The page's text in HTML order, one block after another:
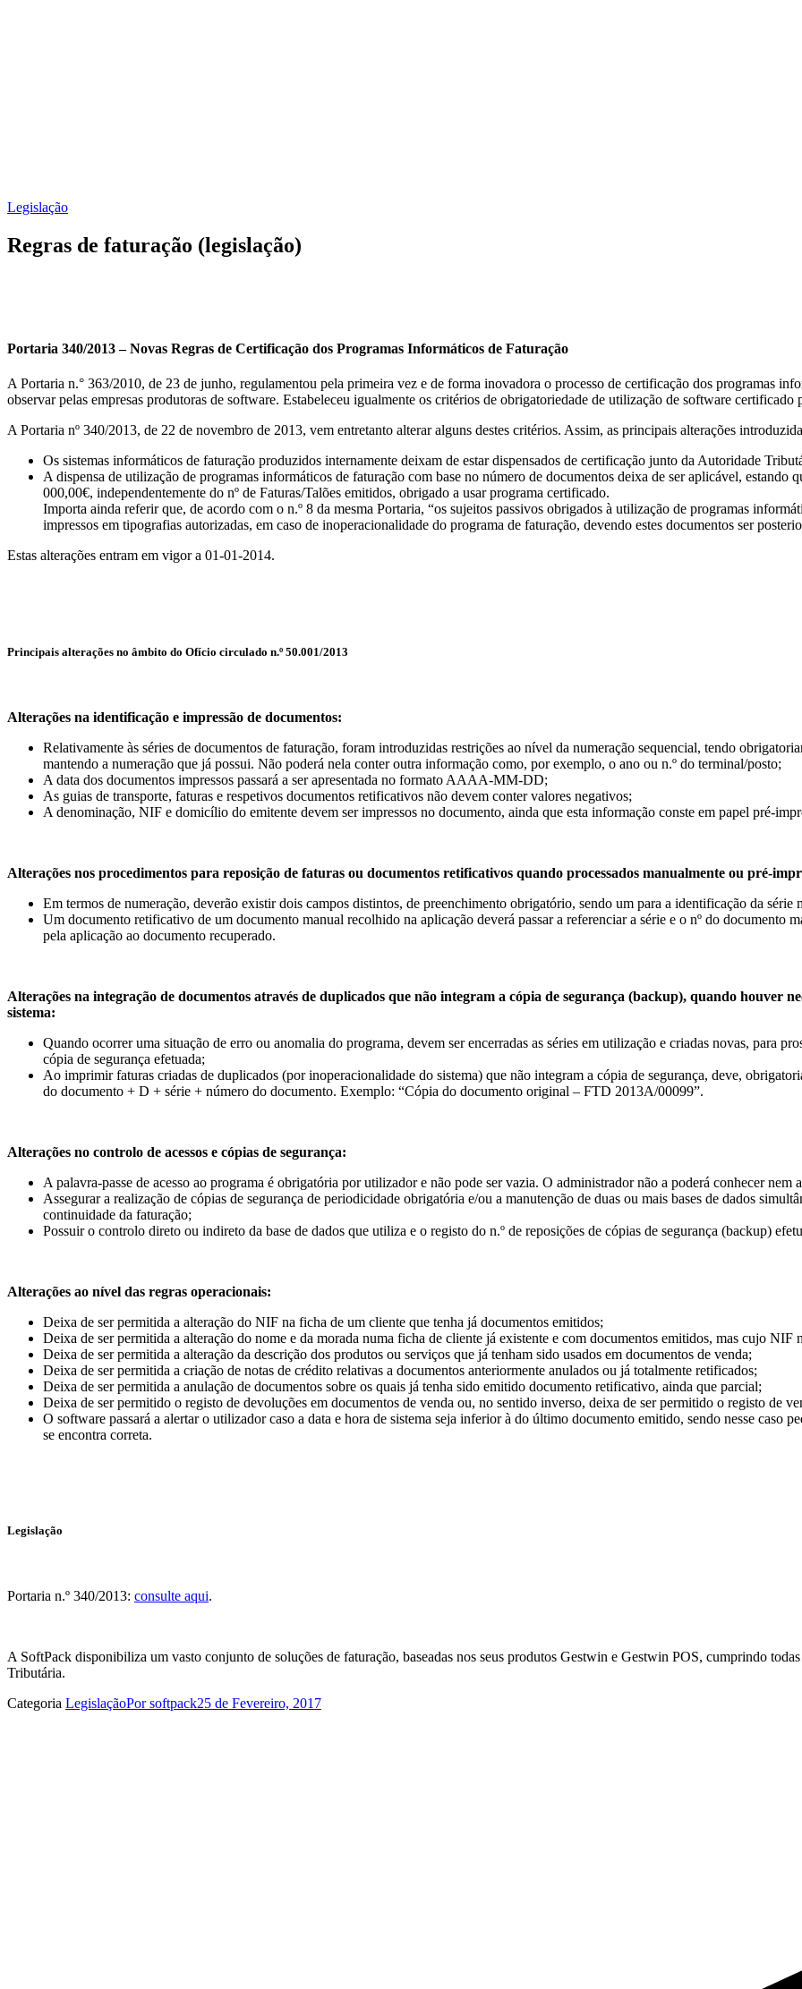
Legislação
Regras de faturação (legislação)
Portaria 340/2013 – Novas Regras de Certificação dos Programas Informáticos de Faturação
A Portaria n.° 363/2010, de 23 de junho, regulamentou pela primeira vez e de forma inovadora o processo de certificação dos programas
observar pelas empresas produtoras de software. Estabeleceu igualmente os critérios de obrigatoriedade de utilização de software certificado
A Portaria nº 340/2013, de 22 de novembro de 2013, vem entretanto alterar alguns destes critérios. Assim, as principais alterações
Os sistemas informáticos de faturação produzidos internamente deixam de estar dispensados de certificação junto da Autoridade
A dispensa de utilização de programas informáticos de faturação com base no número de documentos deixa de ser aplicável, estando
000,00€, independentemente do nº de Faturas/Talões emitidos, obrigado a usar programa certificado.
Importa ainda referir que, de acordo com o n.º 8 da mesma Portaria, “os sujeitos passivos obrigados à utilização de programas
impressos em tipografias autorizadas, em caso de inoperacionalidade do programa de faturação, devendo estes documentos ser
Estas alterações entram em vigor a 01-01-2014.
Principais alterações no âmbito do Ofício circulado n.º 50.001/2013
Alterações na identificação e impressão de documentos:
Relativamente às séries de documentos de faturação, foram introduzidas restrições ao nível da numeração sequencial, tendo
mantendo a numeração que já possui. Não poderá nela conter outra informação como, por exemplo, o ano ou n.º do terminal/posto;
A data dos documentos impressos passará a ser apresentada no formato AAAA-MM-DD;
As guias de transporte, faturas e respetivos documentos retificativos não devem conter valores negativos;
A denominação, NIF e domicílio do emitente devem ser impressos no documento, ainda que esta informação conste em papel pré-
Alterações nos procedimentos para reposição de faturas ou documentos retificativos quando processados manualmente ou pré-
Em termos de numeração, deverão existir dois campos distintos, de preenchimento obrigatório, sendo um para a identificação da
Um documento retificativo de um documento manual recolhido na aplicação deverá passar a referenciar a série e o nº do documento
pela aplicação ao documento recuperado.
Alterações na integração de documentos através de duplicados que não integram a cópia de segurança (backup), quando houver
sistema:
Quando ocorrer uma situação de erro ou anomalia do programa, devem ser encerradas as séries em utilização e criadas novas, para
cópia de segurança efetuada;
Ao imprimir faturas criadas de duplicados (por inoperacionalidade do sistema) que não integram a cópia de segurança, deve,
do documento + D + série + número do documento. Exemplo: “Cópia do documento original – FTD 2013A/00099”.
Alterações no controlo de acessos e cópias de segurança:
A palavra-passe de acesso ao programa é obrigatória por utilizador e não pode ser vazia. O administrador não a poderá conhecer nem
Assegurar a realização de cópias de segurança de periodicidade obrigatória e/ou a manutenção de duas ou mais bases de dados
continuidade da faturação;
Possuir o controlo direto ou indireto da base de dados que utiliza e o registo do n.º de reposições de cópias de segurança (backup)
Alterações ao nível das regras operacionais:
Deixa de ser permitida a alteração do NIF na ficha de um cliente que tenha já documentos emitidos;
Deixa de ser permitida a alteração do nome e da morada numa ficha de cliente já existente e com documentos emitidos, mas cujo NIF
Deixa de ser permitida a alteração da descrição dos produtos ou serviços que já tenham sido usados em documentos de venda;
Deixa de ser permitida a criação de notas de crédito relativas a documentos anteriormente anulados ou já totalmente retificados;
Deixa de ser permitida a anulação de documentos sobre os quais já tenha sido emitido documento retificativo, ainda que parcial;
Deixa de ser permitido o registo de devoluções em documentos de venda ou, no sentido inverso, deixa de ser permitido o registo de
O software passará a alertar o utilizador caso a data e hora de sistema seja inferior à do último documento emitido, sendo nesse caso
se encontra correta.
Legislação
Portaria n.º 340/2013: consulte aqui.
A SoftPack disponibiliza um vasto conjunto de soluções de faturação, baseadas nos seus produtos Gestwin e Gestwin POS, cumprindo
Tributária.
Categoria LegislaçãoPorsoftpack25 de Fevereiro, 2017